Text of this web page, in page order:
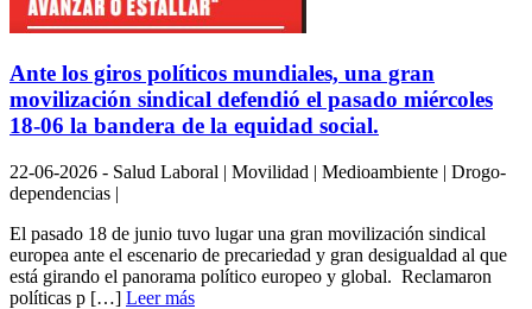
Ante los giros políticos mundiales, una gran
movilización sindical defendió el pasado miércoles
18-06 la bandera de la equidad social.
22-06-2026 - Salud Laboral | Movilidad | Medioambiente | Drogo-
dependencias |
El pasado 18 de junio tuvo lugar una gran movilización sindical
europea ante el escenario de precariedad y gran desigualdad al que
está girando el panorama político europeo y global. Reclamaron
políticas p […] Leer más